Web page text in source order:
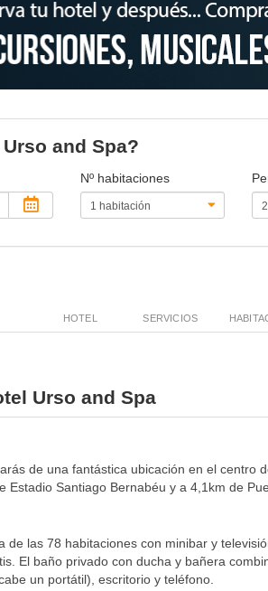
and Spa?
Nº habitaciones
HOTEL SERVICIOS
Urso and Spa
de una fantástica ubicación en el
Santiago Bernabéu y a 4,1km de
de las 78 habitaciones con minibar y
El baño privado con ducha y bañera
un portátil), escritorio y teléfono.